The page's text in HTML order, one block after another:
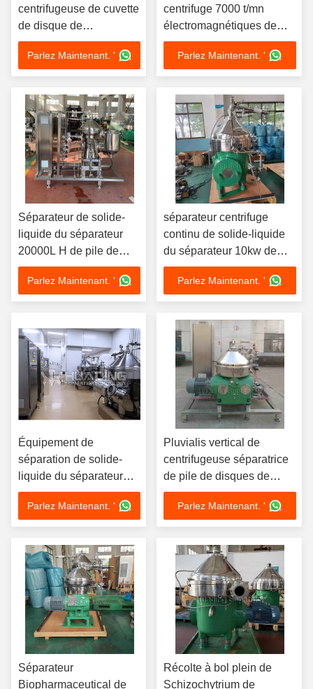
centrifugeuse de cuvette
de disque de
clarification
d'Escherichia coli
Parlez Maintenant. '
centrifuge 7000 t/mn
électromagnétiques de
filtre de la production 440V
Parlez Maintenant. '
Séparateur de solide-
liquide du séparateur
20000L H de pile de
disques de BTSX
Parlez Maintenant. '
séparateur centrifuge
continu de solide-liquide
du séparateur 10kw de
pile des disques 440V
Parlez Maintenant. '
Équipement de
séparation de solide-
liquide du séparateur
200t H de pile de
disques de HUADING
Parlez Maintenant. '
Pluvialis vertical de
centrifugeuse séparatrice
de pile de disques de
Spirulina
Parlez Maintenant. '
Séparateur
Biopharmaceutical de
Récolte à bol plein de
Schizochytrium de